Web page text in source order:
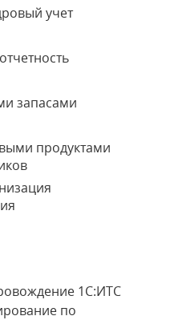
учет
запасами
продуктами
1С:ИТС
по